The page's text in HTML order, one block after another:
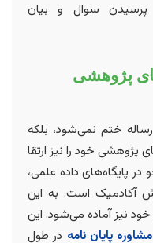
پرسیدن سوال و بیان
پژوهشی
ختم نمی‌شود، بلکه
پژوهشی خود را نیز ارتقا
پایگاه‌های داده علمی،
آکادمیک است. به این
نیز آماده می‌شود. این
مشاوره پایان نامه در طول